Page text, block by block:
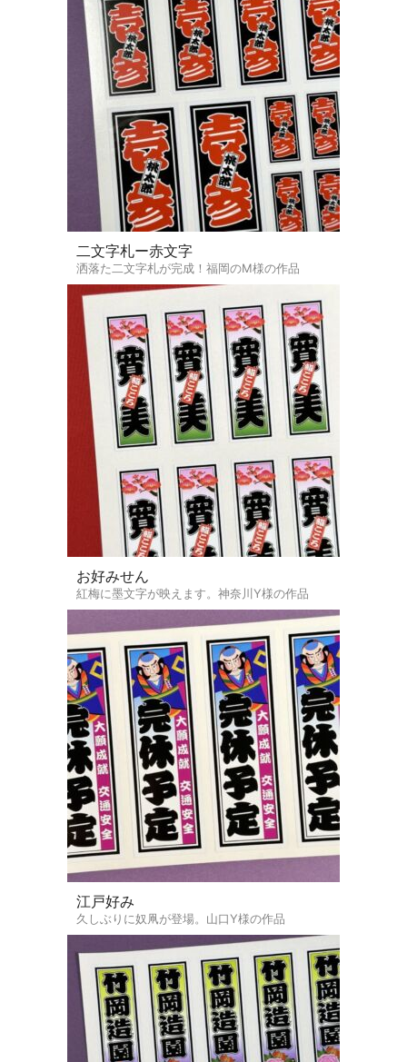
二文字札ー赤文字
洒落た二文字札が完成！福岡のM様の作品
お好みせん
紅梅に墨文字が映えます。神奈川Y様の作品
江戸好み
久しぶりに奴凧が登場。山口Y様の作品